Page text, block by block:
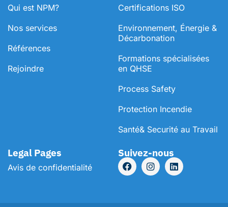
Qui est NPM?
Nos services
Références
Rejoindre
Certifications ISO
Environnement, Énergie &
Décarbonation
⁠Formations spécialisées
en QHSE
Process Safety
Protection Incendie
Santé& Securité au Travail
Legal Pages
Avis de confidentialité
Suivez-nous